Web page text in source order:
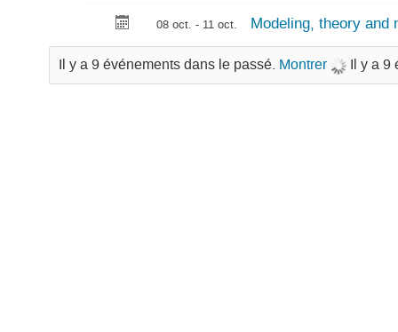
08 oct. - 11 oct. Modeling, theory
Il y a 9 événements dans le passé. Montrer Il y a 9